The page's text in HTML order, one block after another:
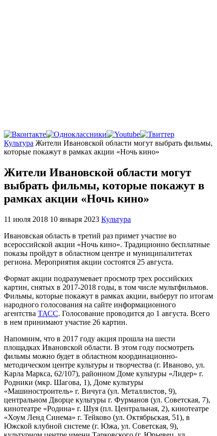
Главная
Культура Жители Ивановской области могут выбрать фильмы,
которые покажут в рамках акции «Ночь кино»
Жители Ивановской области могут
выбрать фильмы, которые покажут в
рамках акции «Ночь кино»
11 июля 2018 10 января 2023 Культура
Ивановская область в третий раз примет участие во
всероссийской акции «Ночь кино». Традиционно бесплатные
показы пройдут в областном центре и муниципалитетах
региона. Мероприятия акции состоятся 25 августа.
Формат акции подразумевает просмотр трех российских
картин, снятых в 2017-2018 годы, в том числе мультфильмов.
Фильмы, которые покажут в рамках акции, выберут по итогам
народного голосования на сайте информационного
агентства ТАСС. Голосование проводится до 1 августа. Всего
в нем принимают участие 26 картин.
Напомним, что в 2017 году акция прошла на шести
площадках Ивановской области. В этом году посмотреть
фильмы можно будет в областном координационно-
методическом центре культуры и творчества (г. Иваново, ул.
Карла Маркса, 62/107), районном Доме культуры «Лидер» г.
Родники (мкр. Шагова, 1), Доме культуры
«Машиностроитель» г. Вичуга (ул. Металлистов, 9),
центральном Дворце культуры г. Фурманов (ул. Советская, 7),
кинотеатре «Родина» г. Шуя (пл. Центральная, 2), кинотеатре
«Хоум Ленд Синема» г. Тейково (ул. Октябрьская, 51), в
Южской клубной системе (г. Южа, ул. Советская, 9),